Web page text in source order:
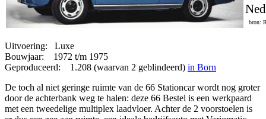
bron:
Uitvoering: Luxe
Bouwjaar: 1972 t/m 1975
Geproduceerd: 1.208 (waarvan 2 geblindeerd) in Born
De toch al niet geringe ruimte van de 66 Stationcar wordt nog groter
door de achterbank weg te halen: deze 66 Bestel is een werkpaard
met een tweedelige multiplex laadvloer. Achter de 2 voorstoelen is